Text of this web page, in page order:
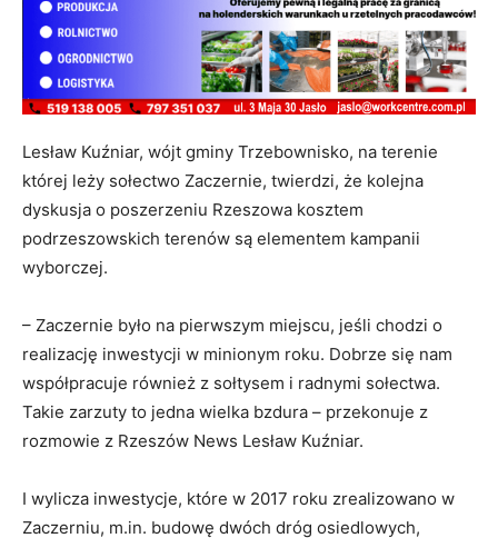
Lesław Kuźniar, wójt gminy Trzebownisko, na terenie
której leży sołectwo Zaczernie, twierdzi, że kolejna
dyskusja o poszerzeniu Rzeszowa kosztem
podrzeszowskich terenów są elementem kampanii
wyborczej.
– Zaczernie było na pierwszym miejscu, jeśli chodzi o
realizację inwestycji w minionym roku. Dobrze się nam
współpracuje również z sołtysem i radnymi sołectwa.
Takie zarzuty to jedna wielka bzdura – przekonuje z
rozmowie z Rzeszów News Lesław Kuźniar.
I wylicza inwestycje, które w 2017 roku zrealizowano w
Zaczerniu, m.in. budowę dwóch dróg osiedlowych,